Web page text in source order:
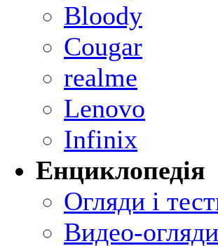
Bloody
Cougar
realme
Lenovo
Infinix
Енциклопедія
Огляди і
Видео-огляди